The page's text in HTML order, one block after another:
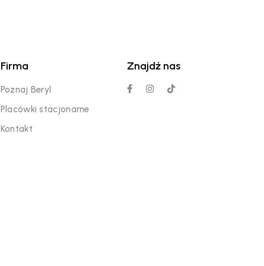
Firma
Poznaj Beryl
Placówki stacjonarne
Kontakt
Znajdź nas